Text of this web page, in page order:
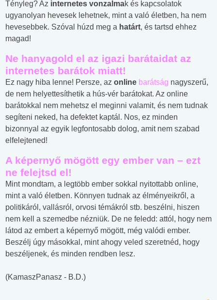
Tényleg? Az internetes vonzalmak és kapcsolatok
ugyanolyan hevesek lehetnek, mint a való életben, ha nem
hevesebbek. Szóval húzd meg a határt, és tartsd ehhez
magad!
Ne hanyagold el az igazi barátaidat az
internetes barátok miatt!
Ez nagy hiba lenne! Persze, az online barátság nagyszerű,
de nem helyettesíthetik a hús-vér barátokat. Az online
barátokkal nem mehetsz el meginni valamit, és nem tudnak
segíteni neked, ha defektet kaptál. Nos, ez minden
bizonnyal az egyik legfontosabb dolog, amit nem szabad
elfelejtened!
A képernyő mögött egy ember van – ezt
ne felejtsd el!
Mint mondtam, a legtöbb ember sokkal nyitottabb online,
mint a való életben. Könnyen tudnak az élményeikről, a
politikáról, vallásról, orvosi témákról stb. beszélni, hiszen
nem kell a szemedbe nézniük. De ne feledd: attól, hogy nem
látod az embert a képernyő mögött, még valódi ember.
Beszélj úgy másokkal, mint ahogy veled szeretnéd, hogy
beszéljenek, és minden rendben lesz.
(KamaszPanasz - B.D.)